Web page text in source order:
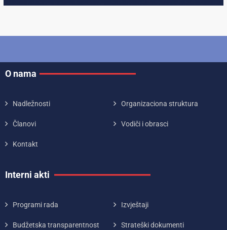
O nama
Nadležnosti Organizaciona struktura
Članovi Vodiči i obrasci
Kontakt
Interni akti
Programi rada Izvještaji
Budžetska transparentnost Strateški dokumenti